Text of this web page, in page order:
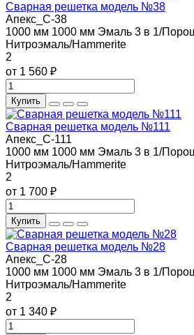
Сварная решетка модель №38
Апекс_С-38
1000 мм 1000 мм Эмаль 3 в 1/
Нитроэмаль/Hammerite
2
от 1 560 ₽
Купить
Сварная решетка модель №111
Апекс_С-111
1000 мм 1000 мм Эмаль 3 в 1/
Нитроэмаль/Hammerite
2
от 1 700 ₽
Купить
Сварная решетка модель №28
Апекс_С-28
1000 мм 1000 мм Эмаль 3 в 1/
Нитроэмаль/Hammerite
2
от 1 340 ₽